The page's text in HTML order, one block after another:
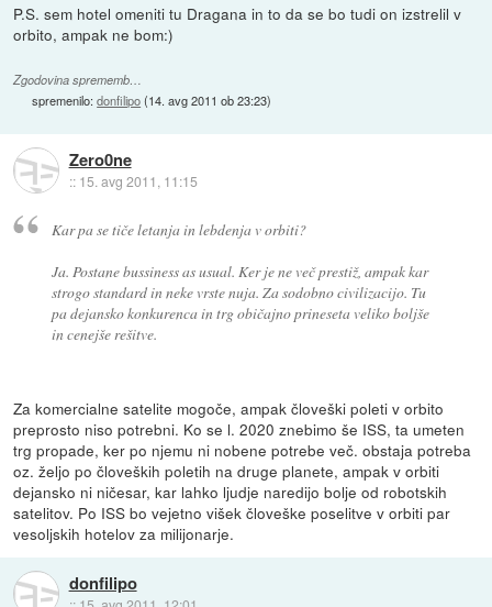
P.S. sem hotel omeniti tu Dragana in to da se bo tudi on izstrelil v
orbito, ampak ne bom:)
Zgodovina sprememb…
spremenilo:donfilipo(14. avg 2011 ob 23:23)
Zero0ne
:: 15. avg 2011, 11:15
Kar pa se tiče letanja in lebdenja v orbiti?
Ja. Postane bussiness as usual. Ker je ne več prestiž, ampak kar
strogo standard in neke vrste nuja. Za sodobno civilizacijo. Tu
pa dejansko konkurenca in trg običajno prineseta veliko boljše
in cenejše rešitve.
Za komercialne satelite mogoče, ampak človeški poleti v orbito
preprosto niso potrebni. Ko se l. 2020 znebimo še ISS, ta umeten
trg propade, ker po njemu ni nobene potrebe več. obstaja potreba
oz. željo po človeških poletih na druge planete, ampak v orbiti
dejansko ni ničesar, kar lahko ljudje naredijo bolje od robotskih
satelitov. Po ISS bo vejetno višek človeške poselitve v orbiti par
vesoljskih hotelov za milijonarje.
donfilipo